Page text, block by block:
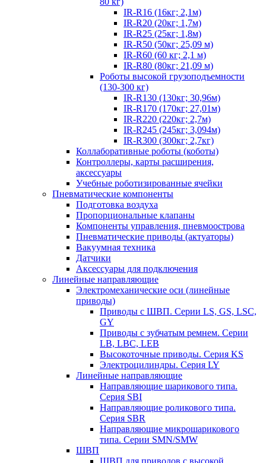
IR-R16 (16кг; 2,1м)
IR-R20 (20кг; 1,7м)
IR-R25 (25кг; 1,8м)
IR-R50 (50кг; 25,09 м)
IR-R60 (60 кг; 2,1 м)
IR-R80 (80кг; 21,09 м)
Роботы высокой грузоподъемности
(130-300 кг)
IR-R130 (130кг; 30,96м)
IR-R170 (170кг; 27,01м)
IR-R220 (220кг; 2,7м)
IR-R245 (245кг; 3,094м)
IR-R300 (300кг; 2,7кг)
Коллаборативные роботы (коботы)
Контроллеры, карты расширения,
аксессуары
Учебные роботизированные ячейки
Пневматические компоненты
Подготовка воздуха
Пропорциональные клапаны
Компоненты управления, пневмоострова
Пневматические приводы (актуаторы)
Вакуумная техника
Датчики
Аксессуары для подключения
Линейные направляющие
Электромеханические оси (линейные
приводы)
Приводы с ШВП. Серии LS, GS, LSC,
GY
Приводы с зубчатым ремнем. Серии
LB, LBC, LEB
Высокоточные приводы. Серия KS
Электроцилиндры. Серия LY
Линейные направляющие
Направляющие шарикового типа.
Серия SBI
Направляющие роликового типа.
Серия SBR
Направляющие микрошарикового
типа. Серии SMN/SMW
ШВП
ШВП для приводов с высокой